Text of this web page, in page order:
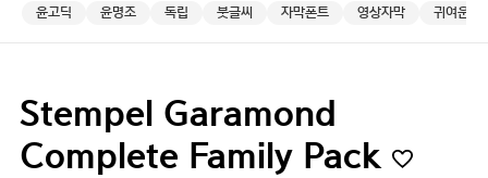
윤고딕 윤명조 독립 붓글씨 자막폰트 영상자막 귀여운
Stempel Garamond
Complete Family Pack